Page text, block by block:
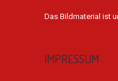
Das Bildmaterial ist
IMPRESSUM